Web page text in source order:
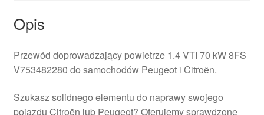
Opis
Przewód doprowadzający powietrze 1.4 VTI 70 kW 8FS
V753482280 do samochodów Peugeot i Citroën.
Szukasz solidnego elementu do naprawy swojego
pojazdu Citroën lub Peugeot? Oferujemy sprawdzone